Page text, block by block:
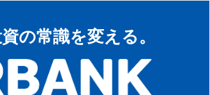
の常識を変える。